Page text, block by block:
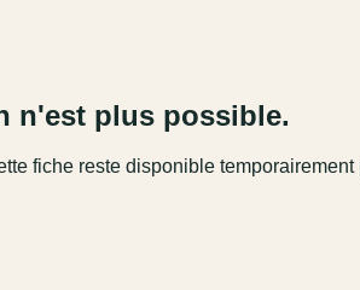
n'est plus possible.
fiche reste disponible